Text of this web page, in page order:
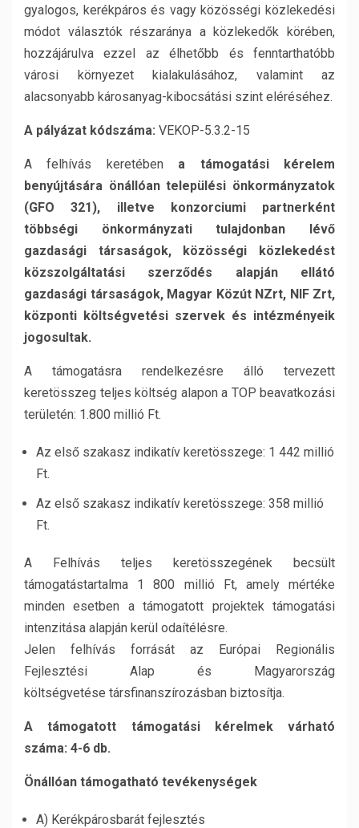
gyalogos, kerékpáros és vagy közösségi közlekedési
módot választók részaránya a közlekedők körében,
hozzájárulva ezzel az élhetőbb és fenntarthatóbb
városi környezet kialakulásához, valamint az
alacsonyabb károsanyag-kibocsátási szint eléréséhez.
A pályázat kódszáma: VEKOP-5.3.2-15
A felhívás keretében a támogatási kérelem
benyújtására önállóan települési önkormányzatok
(GFO 321), illetve konzorciumi partnerként
többségi önkormányzati tulajdonban lévő
gazdasági társaságok, közösségi közlekedést
közszolgáltatási szerződés alapján ellátó
gazdasági társaságok, Magyar Közút NZrt, NIF Zrt,
központi költségvetési szervek és intézményeik
jogosultak.
A támogatásra rendelkezésre álló tervezett
keretösszeg teljes költség alapon a TOP beavatkozási
területén: 1.800 millió Ft.
Az első szakasz indikatív keretösszege: 1 442 millió
Ft.
Az első szakasz indikatív keretösszege: 358 millió
Ft.
A Felhívás teljes keretösszegének becsült
támogatástartalma 1 800 millió Ft, amely mértéke
minden esetben a támogatott projektek támogatási
intenzitása alapján kerül odaítélésre.
Jelen felhívás forrását az Európai Regionális
Fejlesztési Alap és Magyarország
költségvetése társfinanszírozásban biztosítja.
A támogatott támogatási kérelmek várható
száma: 4-6 db.
Önállóan támogatható tevékenységek
A) Kerékpárosbarát fejlesztés